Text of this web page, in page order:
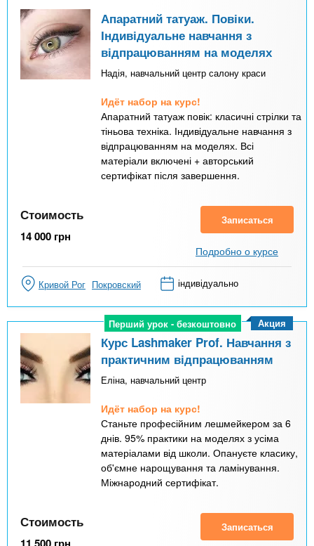
Апаратний татуаж. Повіки.
Індивідуальне навчання з
відпрацюванням на моделях
Надія, навчальний центр салону краси
Идёт набор на курс!
Апаратний татуаж повік: класичні стрілки та
тіньова техніка. Індивідуальне навчання з
відпрацюванням на моделях. Всі
матеріали включені + авторський
сертифікат після завершення.
Стоимость
14 000 грн
Записаться
Подробно о курсе
Кривой Рог Покровский індивідуально
Перший урок - безкоштовно
Перший урок - безкоштовно
Курс Lashmaker Prof. Навчання з
практичним відпрацюванням
Еліна, навчальний центр
Идёт набор на курс!
Станьте професійним лешмейкером за 6
днів. 95% практики на моделях з усіма
матеріалами від школи. Опануєте класику,
об'ємне нарощування та ламінування.
Міжнародний сертифікат.
Акция
Стоимость Записаться